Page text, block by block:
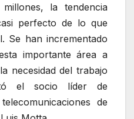
la tendencia
perfecto de lo que
Se han incrementado
importante área a
necesidad del trabajo
el socio líder de
de